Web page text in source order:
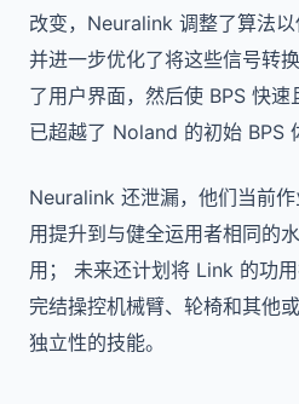
改变，Neuralink 调整了算法以
并进一步优化了将这些信号转
了用户界面，然后使 BPS 快
已超越了 Noland 的初始 BPS
Neuralink 还泄漏，他们当前
用提升到与健全运用者相同的
用； 未来还计划将 Link 的功
完结操控机械臂、轮椅和其他
独立性的技能。